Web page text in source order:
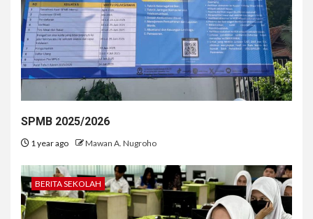
SPMB 2025/2026
1 year ago Mawan A. Nugroho
BERITA SEKOLAH